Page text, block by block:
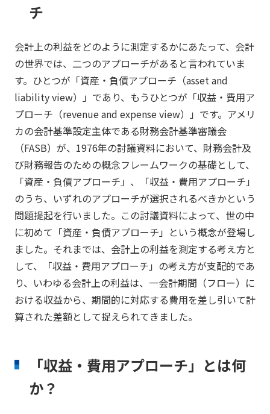
チ
会計上の利益をどのように測定するかにあたって、会計
の世界では、二つのアプローチがあると言われていま
す。ひとつが「資産・負債アプローチ（asset and
liability view）」であり、もうひとつが「収益・費用ア
プローチ（revenue and expense view）」です。アメリ
カの会計基準設定主体である財務会計基準審議会
（FASB）が、1976年の討議資料において、財務会計及
び財務報告のための概念フレームワークの基礎として、
「資産・負債アプローチ」、「収益・費用アプローチ」
のうち、いずれのアプローチが選択されるべきかという
問題提起を行いました。この討議資料によって、世の中
に初めて「資産・負債アプローチ」という概念が登場し
ました。それまでは、会計上の利益を測定する考え方と
して、「収益・費用アプローチ」の考え方が支配的であ
り、いわゆる会計上の利益は、一会計期間（フロー）に
おける収益から、期間的に対応する費用を差し引いて計
算された差額として捉えられてきました。
「収益・費用アプローチ」とは何
か？